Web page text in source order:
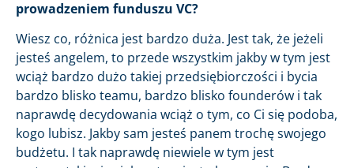
prowadzeniem funduszu VC?
Wiesz co, różnica jest bardzo duża. Jest tak, że jeżeli
jesteś angelem, to przede wszystkim jakby w tym jest
wciąż bardzo dużo takiej przedsiębiorczości i bycia
bardzo blisko teamu, bardzo blisko founderów i tak
naprawdę decydowania wciąż o tym, co Ci się podoba,
kogo lubisz. Jakby sam jesteś panem trochę swojego
budżetu. I tak naprawdę niewiele w tym jest